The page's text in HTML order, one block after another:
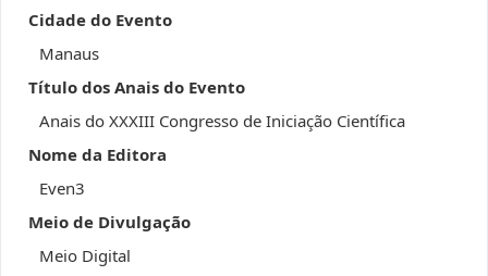
Cidade do Evento
Manaus
Título dos Anais do Evento
Anais do XXXIII Congresso de Iniciação Científica
Nome da Editora
Even3
Meio de Divulgação
Meio Digital